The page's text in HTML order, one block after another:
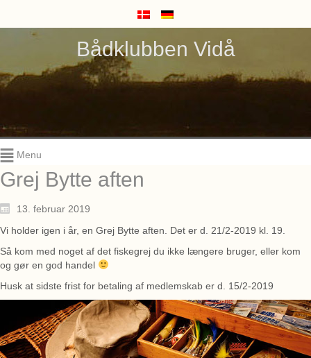
Bådklubben Vidå
Menu
Grej Bytte aften
13. februar 2019
Vi holder igen i år, en Grej Bytte aften. Det er d. 21/2-2019 kl. 19.
Så kom med noget af det fiskegrej du ikke længere bruger, eller kom
og gør en god handel
Husk at sidste frist for betaling af medlemskab er d. 15/2-2019